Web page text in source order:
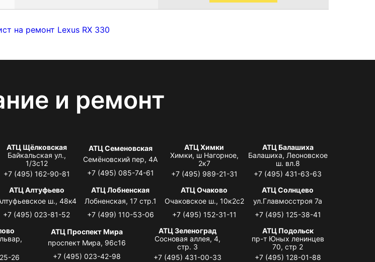
на ремонт Lexus RX 330
и ремонт
АТЦ Щёлковская
Байкальская ул.,
1/3с12
+7 (495) 162-90-81
АТЦ Семеновская
Семёновский пер, 4А
+7 (495) 085-74-61
АТЦ Химки
Химки, ш Нагорное,
2к7
+7 (495) 989-21-31
АТЦ Балашиха
Балашиха, Леоновское
ш. вл.8
+7 (495) 431-63-63
АТЦ Алтуфьево
ш., 48к4
+7 (495) 023-81-52
АТЦ Лобненская
Лобненская, 17 стр.1
+7 (499) 110-53-06
АТЦ Очаково
Очаковское ш., 10к2с2
+7 (495) 152-31-11
АТЦ Солнцево
ул.Главмосстроя 7а
+7 (495) 125-38-41
26
АТЦ Проспект Мира
проспект Мира, 96с16
+7 (495) 023-42-98
АТЦ Зеленоград
Сосновая аллея, 4,
стр. 3
+7 (495) 431-00-33
АТЦ Подольск
пр-т Юных ленинцев
70, стр 2
+7 (495) 128-01-88